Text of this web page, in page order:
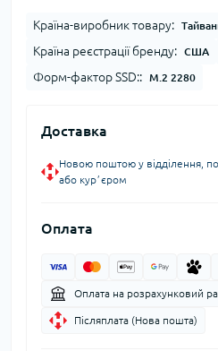
Країна-виробник товару:
Країна реєстрації бренду: США
Форм-фактор SSD:: M.2 2280
Доставка
Новою поштою у відділення,
або курʼєром
Оплата
Оплата на розрахунковий
Післяплата (Нова пошта)